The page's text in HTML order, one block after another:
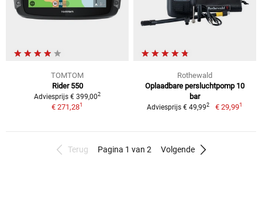
TOMTOM
Rider 550
Adviesprijs € 399,002
€ 271,281
Rothewald
Oplaadbare persluchtpomp 10
bar
Adviesprijs € 49,992 € 29,991
Terug Pagina 1 van 2 Volgende